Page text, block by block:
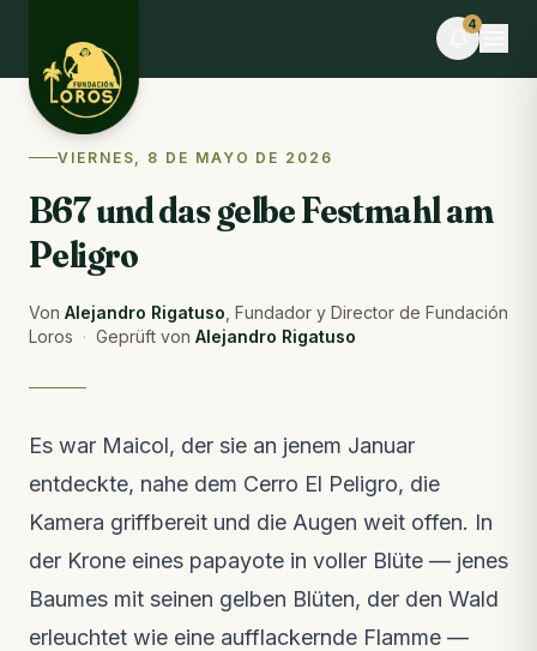
4
VERANSTALTUNG
Noch 7 Tage · Begrenzte Plätze
BLOG
libertad o imán hacia el peligro
Aus dem Blog · letzte Woche
Feldnotizen · vor 3 Wochen
VIDEO
Die Ara-Freilassung im Video
VIERNES, 8 DE MAYO DE 2026
B67 und das gelbe Festmahl am
Peligro
Von Alejandro Rigatuso Fundador y Director de Fundación
Loros · Geprüft von Alejandro Rigatuso
Es war Maicol, der sie an jenem Januar
entdeckte, nahe dem Cerro El Peligro, die
Kamera griffbereit und die Augen weit offen. In
der Krone eines papayote in voller Blüte — jenes
Baumes mit seinen gelben Blüten, der den Wald
erleuchtet wie eine aufflackernde Flamme —